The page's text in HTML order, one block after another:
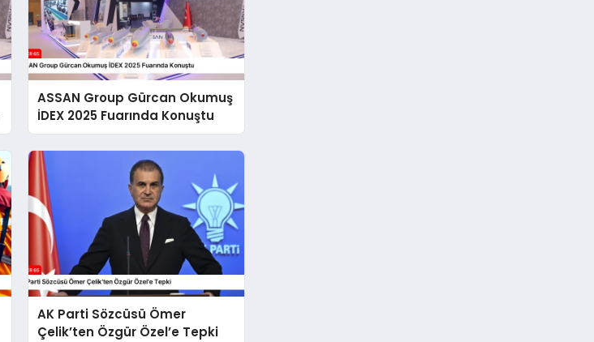
ASSAN Group Gürcan Okumuş
İDEX 2025 Fuarında Konuştu
AK Parti Sözcüsü Ömer
Çelik’ten Özgür Özel’e Tepki